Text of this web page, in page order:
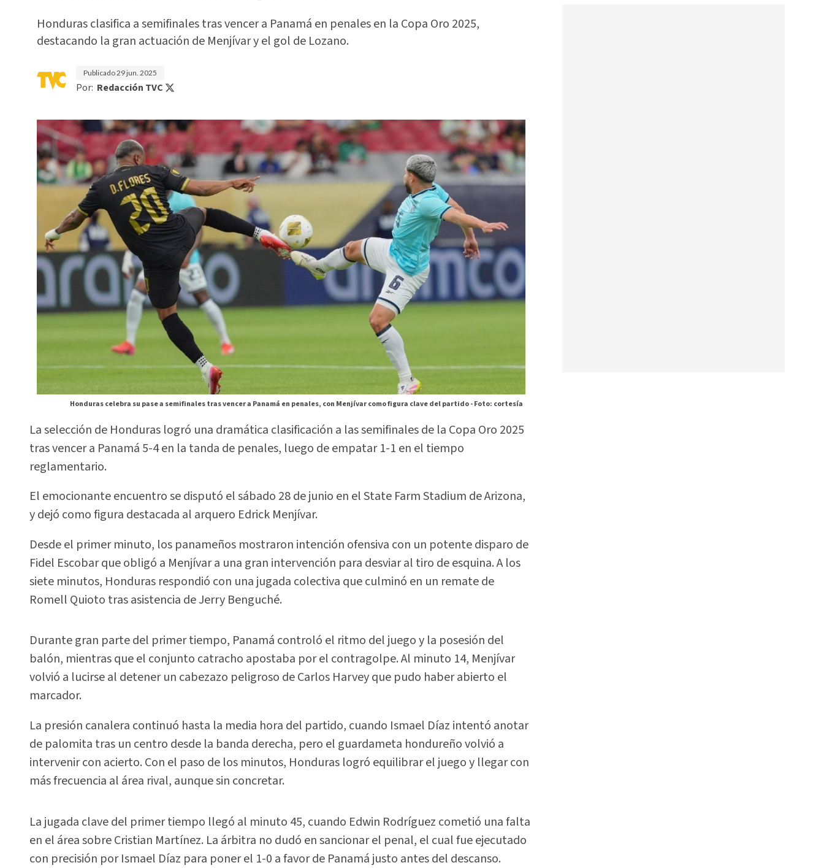
Honduras clasifica a semifinales tras vencer a Panamá en penales en la Copa Oro 2025,
destacando la gran actuación de Menjívar y el gol de Lozano.
Publicado29 jun. 2025
Por: Redacción TVC
Honduras celebra su pase a semifinales tras vencer a Panamá en penales, con Menjívar como figura clave del partido -Foto: cortesía
La selección de Honduras logró una dramática clasificación a las semifinales de la Copa Oro 2025
tras vencer a Panamá 5-4 en la tanda de penales, luego de empatar 1-1 en el tiempo
reglamentario.
El emocionante encuentro se disputó el sábado 28 de junio en el State Farm Stadium de Arizona,
y dejó como figura destacada al arquero Edrick Menjívar.
Desde el primer minuto, los panameños mostraron intención ofensiva con un potente disparo de
Fidel Escobar que obligó a Menjívar a una gran intervención para desviar al tiro de esquina. A los
siete minutos, Honduras respondió con una jugada colectiva que culminó en un remate de
Romell Quioto tras asistencia de Jerry Benguché.
Durante gran parte del primer tiempo, Panamá controló el ritmo del juego y la posesión del
balón, mientras que el conjunto catracho apostaba por el contragolpe. Al minuto 14, Menjívar
volvió a lucirse al detener un cabezazo peligroso de Carlos Harvey que pudo haber abierto el
marcador.
La presión canalera continuó hasta la media hora del partido, cuando Ismael Díaz intentó anotar
de palomita tras un centro desde la banda derecha, pero el guardameta hondureño volvió a
intervenir con acierto. Con el paso de los minutos, Honduras logró equilibrar el juego y llegar con
más frecuencia al área rival, aunque sin concretar.
La jugada clave del primer tiempo llegó al minuto 45, cuando Edwin Rodríguez cometió una falta
en el área sobre Cristian Martínez. La árbitra no dudó en sancionar el penal, el cual fue ejecutado
con precisión por Ismael Díaz para poner el 1-0 a favor de Panamá justo antes del descanso.